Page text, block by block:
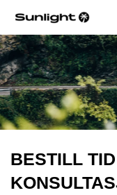
BESTILL